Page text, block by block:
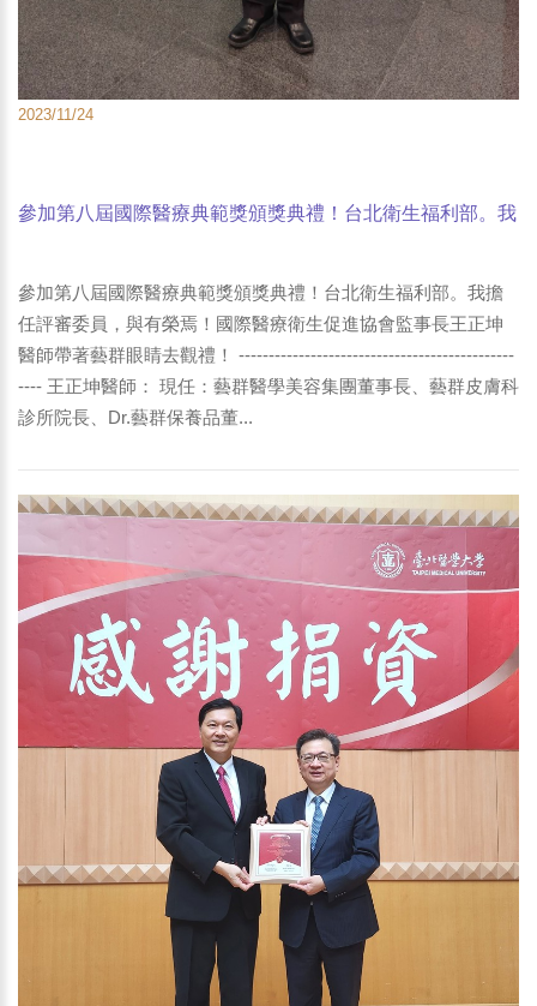
2023/11/24
參加第八屆國際醫療典範獎頒獎典禮！台北衛生福利部。我
參加第八屆國際醫療典範獎頒獎典禮！台北衛生福利部。我擔
任評審委員，與有榮焉！國際醫療衛生促進協會監事長王正坤
醫師帶著藝群眼睛去觀禮！ ----------------------------------------------
---- 王正坤醫師： 現任：藝群醫學美容集團董事長、藝群皮膚科
診所院長、Dr.藝群保養品董...